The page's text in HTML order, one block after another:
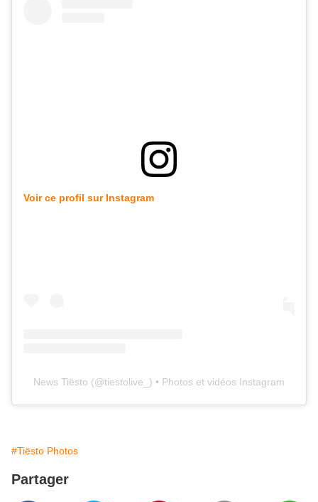
Voir ce profil sur Instagram
News Tiësto (@tiestolive_ ) • Photos et vidéos Instagram
#Tiësto Photos
Partager